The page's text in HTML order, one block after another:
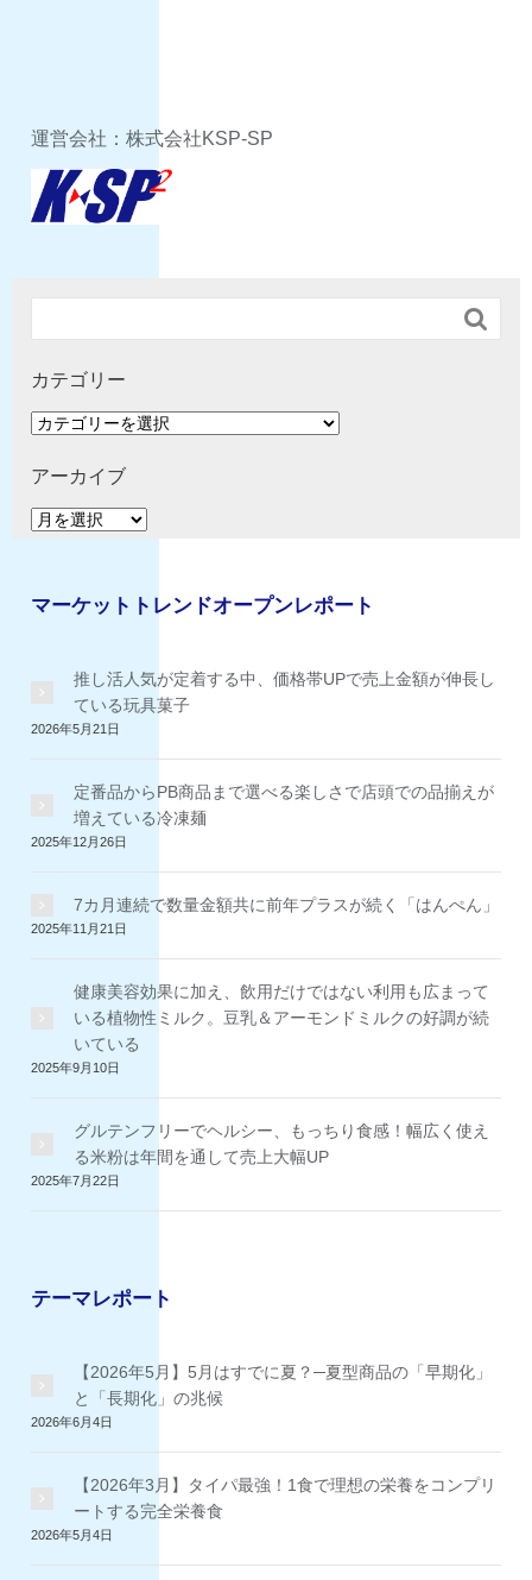
運営会社：株式会社KSP-SP

カテゴリー
カ
ゴ
ー
アーカイブ
ア
イ
マーケットトレンドオープンレポート
推し活人気が定着する中、価格帯UPで売上金額が伸長し
ている玩具菓子
2026年5月21日
定番品からPB商品まで選べる楽しさで店頭での品揃えが
増えている冷凍麺
2025年12月26日
7カ月連続で数量金額共に前年プラスが続く「はんぺん」
2025年11月21日
健康美容効果に加え、飲用だけではない利用も広まって
いる植物性ミルク。豆乳＆アーモンドミルクの好調が続
いている
2025年9月10日
グルテンフリーでヘルシー、もっちり食感！幅広く使え
る米粉は年間を通して売上大幅UP
2025年7月22日
テーマレポート
【2026年5月】5月はすでに夏？─夏型商品の「早期化」
と「長期化」の兆候
2026年6月4日
【2026年3月】タイパ最強！1食で理想の栄養をコンプリ
ートする完全栄養食
2026年5月4日